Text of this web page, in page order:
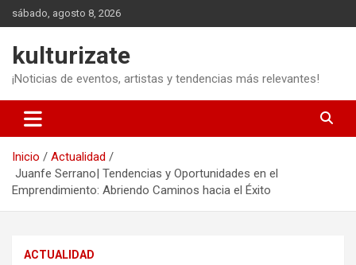
Saltar
al
sábado, agosto 8, 2026
kulturizate
¡Noticias de eventos, artistas y tendencias más relevantes!
Inicio
Actualidad
Juanfe Serrano| Tendencias y Oportunidades en el
Emprendimiento: Abriendo Caminos hacia el Éxito
ACTUALIDAD